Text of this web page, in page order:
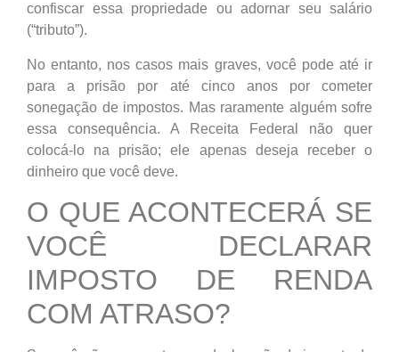
confiscar essa propriedade ou adornar seu salário
(“tributo”).
No entanto, nos casos mais graves, você pode até ir
para a prisão por até cinco anos por cometer
sonegação de impostos. Mas raramente alguém sofre
essa consequência. A Receita Federal não quer
colocá-lo na prisão; ele apenas deseja receber o
dinheiro que você deve.
O QUE ACONTECERÁ SE
VOCÊ DECLARAR
IMPOSTO DE RENDA
COM ATRASO?